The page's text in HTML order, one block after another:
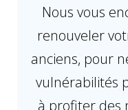
Nous vous
renouveler
anciens, pour
vulnérabilités
à profiter des